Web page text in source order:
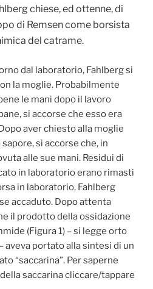
chiese, ed ottenne, di
di Remsen come borsista
del catrame.
dal laboratorio, Fahlberg si
la moglie. Probabilmente
le mani dopo il lavoro
si accorse che esso era
aver chiesto alla moglie
si accorse che, in
alle sue mani. Residui di
in laboratorio erano rimasti
in laboratorio, Fahlberg
accaduto. Dopo attenta
il prodotto della ossidazione
(Figura 1) – si legge orto
portato alla sintesi di un
“saccarina”. Per saperne
saccarina cliccare/tappare